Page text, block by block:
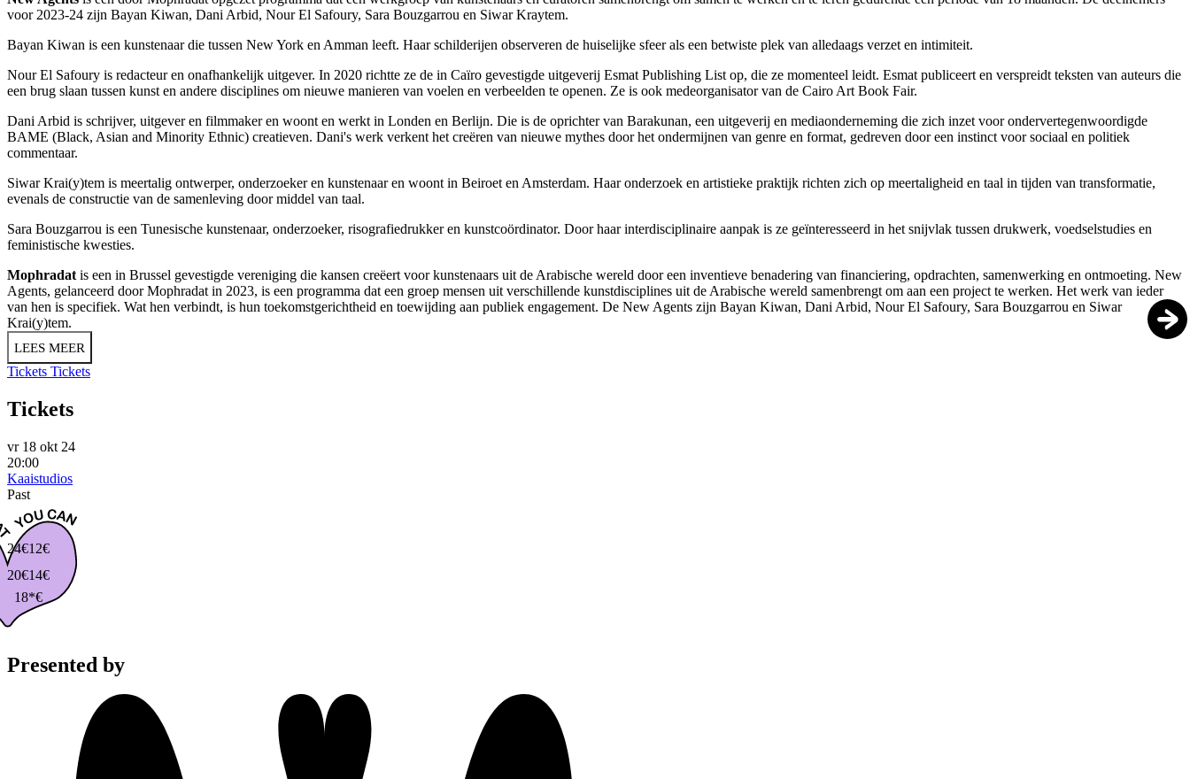
voor 2023-24 zijn Bayan Kiwan, Dani Arbid, Nour El Safoury, Sara Bouzgarrou en Siwar Kraytem.
Bayan Kiwan is een kunstenaar die tussen New York en Amman leeft. Haar schilderijen observeren de huiselijke sfeer als een betwiste plek van alledaags verzet en intimiteit.
Nour El Safoury is redacteur en onafhankelijk uitgever. In 2020 richtte ze de in Caïro gevestigde uitgeverij Esmat Publishing List op, die ze momenteel leidt. Esmat publiceert en verspreidt teksten van auteurs die
een brug slaan tussen kunst en andere disciplines om nieuwe manieren van voelen en verbeelden te openen. Ze is ook medeorganisator van de Cairo Art Book Fair.
Dani Arbid is schrijver, uitgever en filmmaker en woont en werkt in Londen en Berlijn. Die is de oprichter van Barakunan, een uitgeverij en mediaonderneming die zich inzet voor ondervertegenwoordigde
BAME (Black, Asian and Minority Ethnic) creatieven. Dani's werk verkent het creëren van nieuwe mythes door het ondermijnen van genre en format, gedreven door een instinct voor sociaal en politiek
commentaar.
Siwar Krai(y)tem is meertalig ontwerper, onderzoeker en kunstenaar en woont in Beiroet en Amsterdam. Haar onderzoek en artistieke praktijk richten zich op meertaligheid en taal in tijden van transformatie,
evenals de constructie van de samenleving door middel van taal.
Sara Bouzgarrou is een Tunesische kunstenaar, onderzoeker, risografiedrukker en kunstcoördinator. Door haar interdisciplinaire aanpak is ze geïnteresseerd in het snijvlak tussen drukwerk, voedselstudies en
feministische kwesties.
Mophradat is een in Brussel gevestigde vereniging die kansen creëert voor kunstenaars uit de Arabische wereld door een inventieve benadering van financiering, opdrachten, samenwerking en ontmoeting. New
Agents, gelanceerd door Mophradat in 2023, is een programma dat een groep mensen uit verschillende kunstdisciplines uit de Arabische wereld samenbrengt om aan een project te werken. Het werk van ieder
van hen is specifiek. Wat hen verbindt, is hun toekomstgerichtheid en toewijding aan publiek engagement. De New Agents zijn Bayan Kiwan, Dani Arbid, Nour El Safoury, Sara Bouzgarrou en Siwar
Krai(y)tem.
LEES MEER
Tickets Tickets
Tickets
vr 18 okt 24
20:00
Kaaistudios
Past
24€
20€
18*€
14€
12€
Presented by